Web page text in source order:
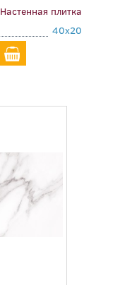
Настенная плитка
40x20